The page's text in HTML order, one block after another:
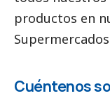
productos en
Cuéntenos